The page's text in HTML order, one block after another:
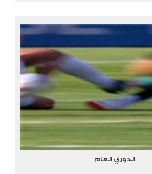
الدوري العام